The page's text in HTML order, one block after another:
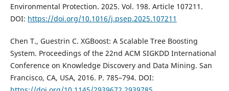
Environmental Protection. 2025. Vol. 198. Article 107211.
DOI: https://doi.org/10.1016/j.psep.2025.107211
Chen T., Guestrin C. XGBoost: A Scalable Tree Boosting
System. Proceedings of the 22nd ACM SIGKDD International
Conference on Knowledge Discovery and Data Mining. San
Francisco, CA, USA, 2016. P. 785–794. DOI: